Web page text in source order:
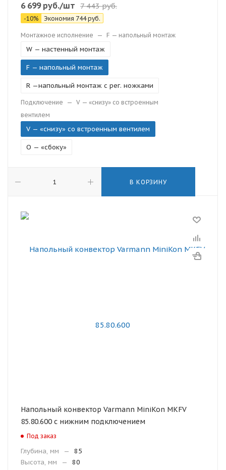
6 699руб./шт 7 443руб.
-10% Экономия 744руб.
Монтажное исполнение — F — напольный монтаж
W — настенный монтаж
F — напольный монтаж
R —напольный монтаж с рег. ножками
Подключение — V — «снизу» со встроенным
вентилем
V — «снизу» со встроенным вентилем
O — «сбоку»
В КОРЗИНУ
Напольный конвектор Varmann MiniKon MKFV
85.80.600 с нижним подключением
Под заказ
Глубина, мм —
85
Высота, мм
—
80